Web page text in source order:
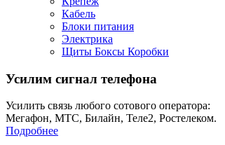
Кабель
Блоки питания
Электрика
Щиты Боксы Коробки
Усилим сигнал телефона
Усилить связь любого сотового оператора:
Мегафон, МТС, Билайн, Теле2, Ростелеком.
Подробнее